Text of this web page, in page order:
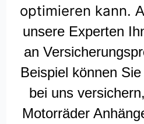
optimieren kann.
unsere Experten
an
Beispiel können
bei uns
Motorräder